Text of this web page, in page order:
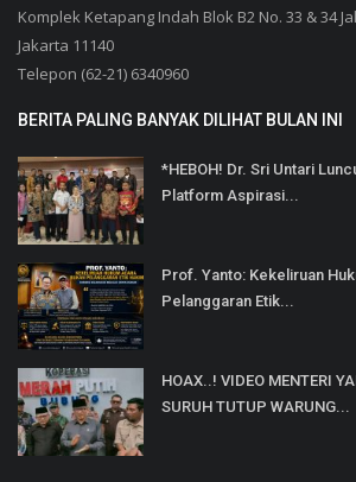
Komplek Ketapang Indah Blok B2 No. 33 & 34
Jakarta 11140
Telepon (62-21) 6340960
BERITA PALING BANYAK DILIHAT BULAN INI
*HEBOH! Dr. Sri Untari
Platform Aspirasi...
Prof. Yanto: Kekeliruan
Pelanggaran Etik...
HOAX..! VIDEO MENTERI
SURUH TUTUP WARUNG...